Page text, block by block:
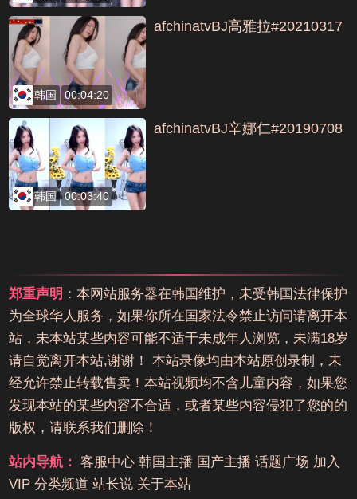
韩国 00:04:20
afchinatvBJ高雅拉#20210317
韩国 00:03:40
afchinatvBJ辛娜仁#20190708
郑重声明 ：本网站服务器在韩国维护，未受韩国法律保护
为全球华人服务，如果你所在国家法令禁止访问请离开本
站，未本站某些内容可能不适于未成年人浏览，未满18岁
请自觉离开本站,谢谢！ 本站录像均由本站原创录制，未
经允许禁止转载售卖！本站视频均不含儿童内容，如果您
发现本站的某些内容不合适，或者某些内容侵犯了您的的
版权，请联系我们删除！
站内导航： 客服中心 韩国主播 国产主播 话题广场 加入
VIP 分类频道 站长说 关于本站